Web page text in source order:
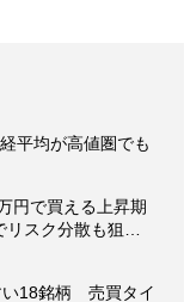
平均が高値圏でも
円で買える上昇期
スク分散も狙…
い18銘柄 売買タイ